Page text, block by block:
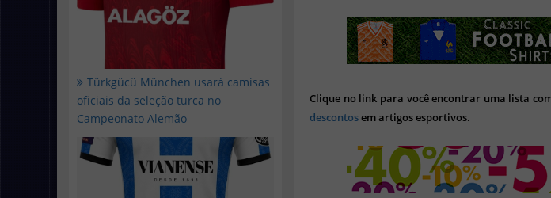
Türkgücü München usará camisas
oficiais da seleção turca no
Campeonato Alemão
Clique no link para você encontrar uma lista
descontosem artigos esportivos.